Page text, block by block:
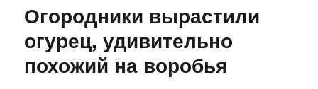
Огородники вырастили
огурец, удивительно
похожий на воробья